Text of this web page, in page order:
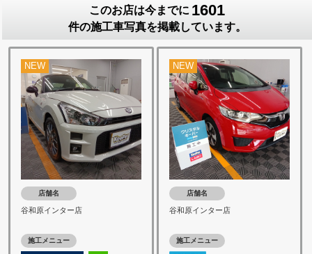
このお店は今までに 1601
件の施工車写真を掲載しています。
NEW
店舗名
谷和原インター店
施工メニュー
NEW
店舗名
谷和原インター店
施工メニュー